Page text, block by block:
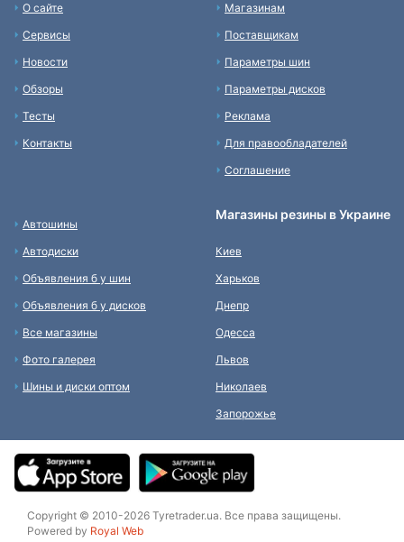
О сайте
Сервисы
Новости
Обзоры
Тесты
Контакты
Магазинам
Поставщикам
Параметры шин
Параметры дисков
Реклама
Для правообладателей
Соглашение
Автошины
Автодиски
Объявления б у шин
Объявления б у дисков
Все магазины
Фото галерея
Шины и диски оптом
Магазины резины в Украине
Киев
Харьков
Днепр
Одесса
Львов
Николаев
Запорожье
Copyright © 2010-2026 Tyretrader.ua. Все права защищены.
Powered by Royal Web